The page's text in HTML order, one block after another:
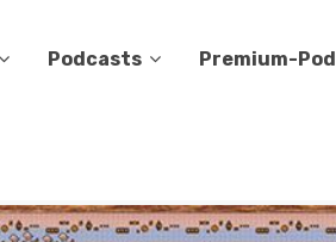
Podcasts Premium-